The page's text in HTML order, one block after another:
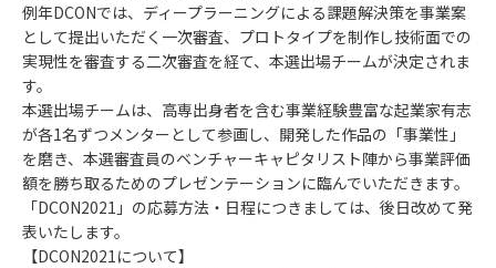
例年DCONでは、ディープラーニングによる課題解決策を事業案
として提出いただく一次審査、プロトタイプを制作し技術面での
実現性を審査する二次審査を経て、本選出場チームが決定されま
す。
本選出場チームは、高専出身者を含む事業経験豊富な起業家有志
が各1名ずつメンターとして参画し、開発した作品の「事業性」
を磨き、本選審査員のベンチャーキャピタリスト陣から事業評価
額を勝ち取るためのプレゼンテーションに臨んでいただきます。
「DCON2021」の応募方法・日程につきましては、後日改めて発
表いたします。
【DCON2021について】